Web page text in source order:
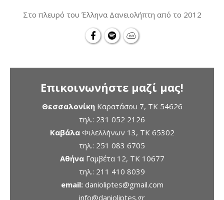
Στο πλευρό του Έλληνα Δανειολήπτη από το 2012
Επικοινωνήστε μαζί μας!
ΘεσσαλονίκηΚαρατάσου 7, TK 54626
τηλ.: 231 052 2126
ΚαβάλαΦιλελλήνων 13, ΤΚ 65302
τηλ.: 251 083 6705
ΑθήναΓαμβέτα 12, ΤΚ 10677
τηλ.: 211 410 8039
email: danioliptes@gmail.com
info@danioliptes.gr